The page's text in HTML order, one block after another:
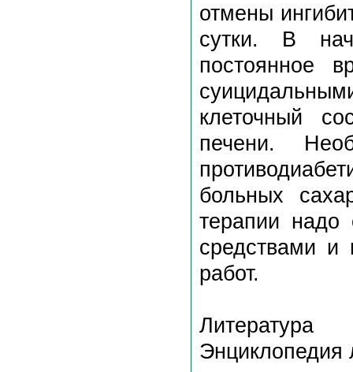
отмены
сутки. В
постоянное
клеточный
печени.
больных
терапии надо
средствами и
работ.
Литература
Энциклопедия